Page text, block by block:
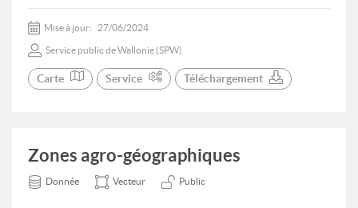
Mise à jour: 27/06/2024
Service public de Wallonie (SPW)
Carte Service Téléchargement
Zones agro-géographiques
Donnée Vecteur Public